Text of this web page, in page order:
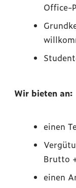
Office-
Wir bieten an:
einen
Brutto
einen